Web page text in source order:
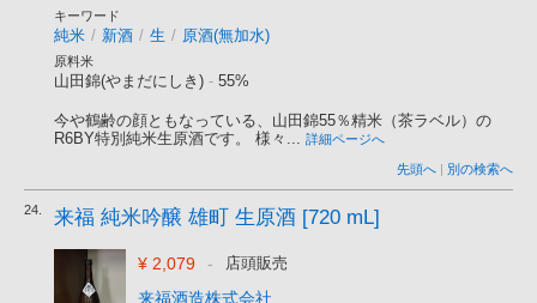
キーワード
純米 / 新酒 / 生 / 原酒(無加水)
原料米
山田錦(やまだにしき) - 55%
今や鶴齢の顔ともなっている、山田錦55％精米（茶ラベル）の
R6BY特別純米生原酒です。 様々... 詳細ページへ
先頭へ | 別の検索へ
24. 来福 純米吟醸 雄町 生原酒 [720 mL]
¥ 2,079 - 店頭販売
来福酒造株式会社